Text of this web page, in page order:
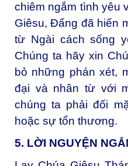
chiêm ngắm tình yêu
Giêsu, Đấng đã hiến
từ Ngài cách sống
Chúng ta hãy xin
bỏ những phán xét,
đại và nhân từ với
chúng ta phải đối
hoặc sự tổn thương.
5. LỜI NGUYỆN